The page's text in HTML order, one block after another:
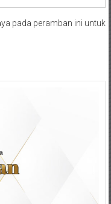
pada peramban ini untuk